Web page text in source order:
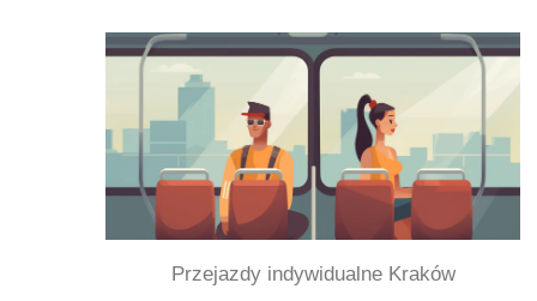
Przejazdy indywidualne Kraków